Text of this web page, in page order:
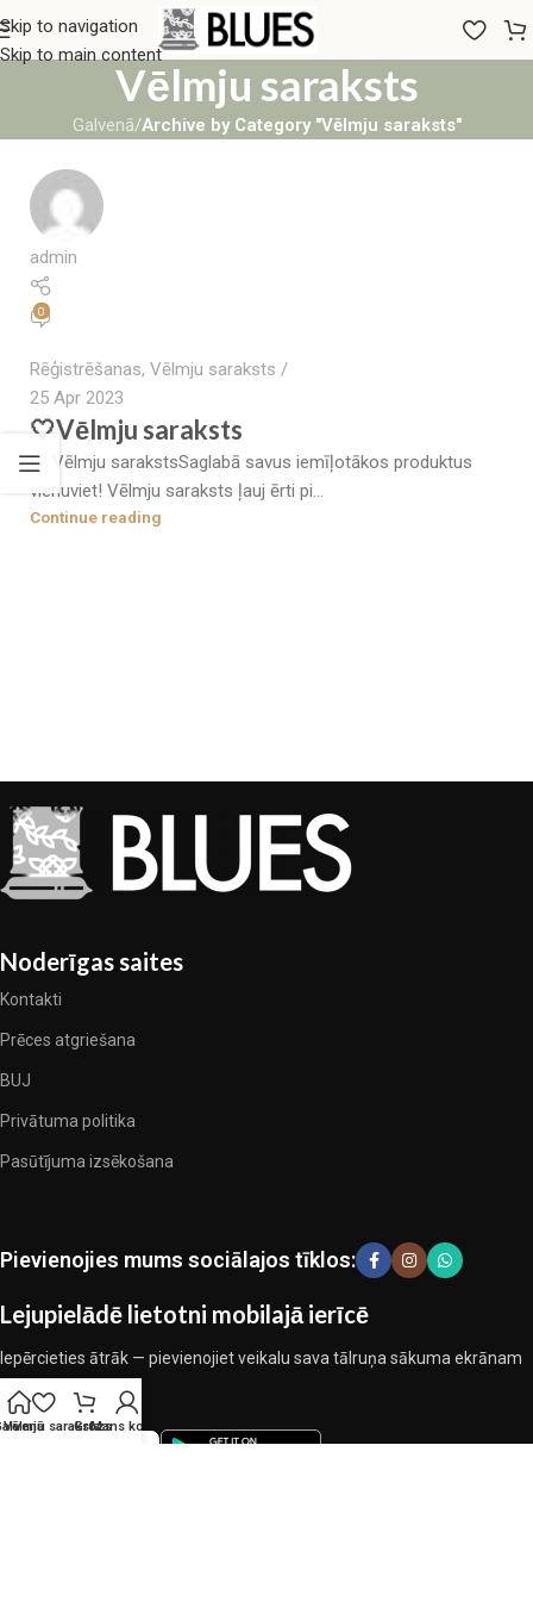
Skip to navigation
Skip to main content
Vēlmju saraksts
Galvenā/Archive by Category "Vēlmju saraksts"
admin
0
Rēģistrēšanas, Vēlmju saraksts
25 Apr 2023
🤍Vēlmju saraksts
🤍 Vēlmju sarakstsSaglabā savus iemīļotākos produktus
vienuviet! Vēlmju saraksts ļauj ērti pi...
Continue reading
Noderīgas saites
Kontakti
Prēces atgriešana
BUJ
Privātuma politika
Pasūtījuma izsēkošana
Pievienojies mums sociālajos tīklos:
Lejupielādē lietotni mobilajā ierīcē
Iepērcieties ātrāk — pievienojiet veikalu sava tālruņa sākuma ekrānam
Vēlmju saraksts
Grozs
Mans konts